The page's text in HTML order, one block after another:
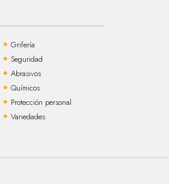
Grifería
Seguridad
Abrasivos
Químicos
Protección personal
Variedades